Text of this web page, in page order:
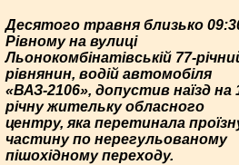
Десятого травня близько
Рівному на вулиці
Льонокомбінатівській 77-
рівнянин, водій автомобіля
«ВАЗ-2106», допустив наїзд на
річну жительку обласного
центру, яка перетинала
частину по нерегульованому
пішохідному переходу.